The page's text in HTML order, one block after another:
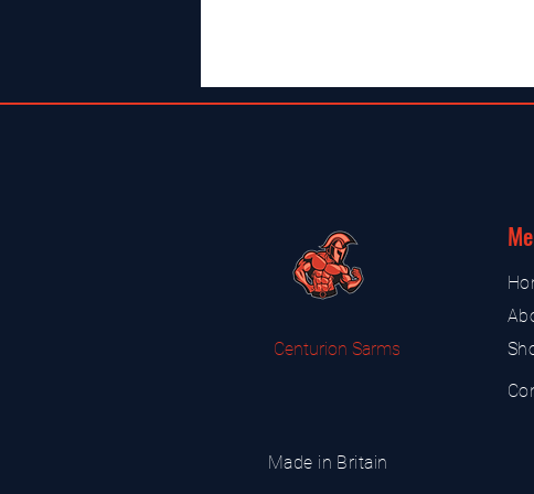
Centurion Sarms
Made in Britain